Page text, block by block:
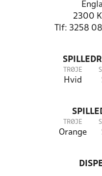
2300
Tlf: 3258
TRØJE
Hvid
TRØJE
Orange